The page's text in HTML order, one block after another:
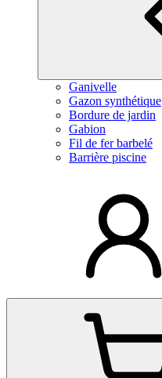
Ganivelle
Gazon synthétique
Bordure de jardin
Gabion
Fil de fer barbelé
Barrière piscine